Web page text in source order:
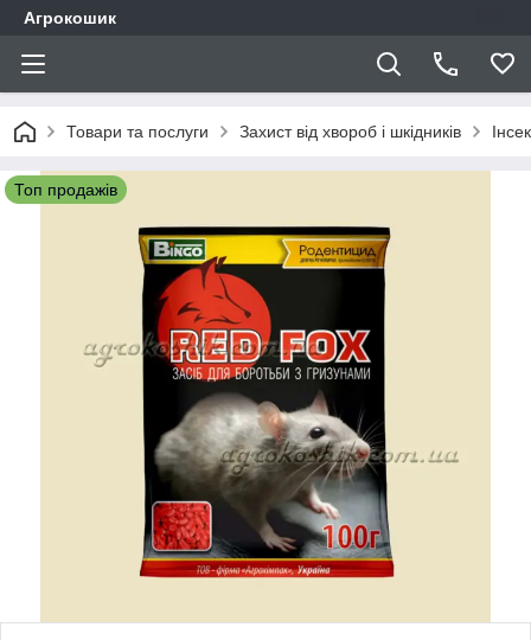
Агрокошик
Товари та послуги Захист від хвороб і шкідників
Топ продажів